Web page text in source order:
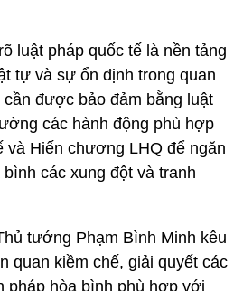
luật pháp quốc tế là nền tảng
tự và sự ổn định trong quan
cần được bảo đảm bằng luật
các hành động phù hợp
và Hiến chương LHQ để ngăn
các xung đột và tranh
tướng Phạm Bình Minh kêu
quan kiềm chế, giải quyết các
pháp hòa bình phù hợp với